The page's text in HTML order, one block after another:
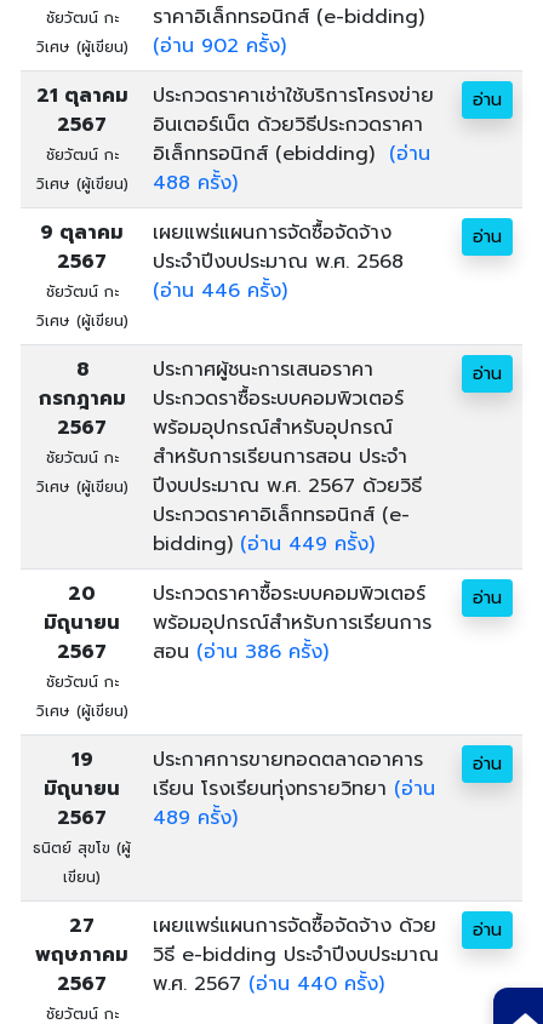
ชัยวัฒน์ กะ
วิเศษ (ผู้เขียน)
ราคาอิเล็กทรอนิกส์ (e-bidding)
(อ่าน 902 ครั้ง)
21 ตุลาคม
2567
ชัยวัฒน์ กะ
วิเศษ (ผู้เขียน)
ประกวดราคาเช่าใช้บริการโครงข่าย
อินเตอร์เน็ต ด้วยวิธีประกวดราคา
อิเล็กทรอนิกส์ (ebidding) (อ่าน
488 ครั้ง)
อ่าน
9 ตุลาคม
2567
ชัยวัฒน์ กะ
วิเศษ (ผู้เขียน)
เผยแพร่แผนการจัดซื้อจัดจ้าง
ประจำปีงบประมาณ พ.ศ. 2568
(อ่าน 446 ครั้ง)
อ่าน
8
กรกฎาคม
2567
ชัยวัฒน์ กะ
วิเศษ (ผู้เขียน)
ประกาศผู้ชนะการเสนอราคา
ประกวดราซื้อระบบคอมพิวเตอร์
พร้อมอุปกรณ์สำหรับอุปกรณ์
สำหรับการเรียนการสอน ประจำ
ปีงบประมาณ พ.ศ. 2567 ด้วยวิธี
ประกวดราคาอิเล็กทรอนิกส์ (e-
bidding) (อ่าน 449 ครั้ง)
อ่าน
20
มิถุนายน
2567
ชัยวัฒน์ กะ
วิเศษ (ผู้เขียน)
ประกวดราคาซื้อระบบคอมพิวเตอร์
พร้อมอุปกรณ์สำหรับการเรียนการ
สอน (อ่าน 386 ครั้ง)
อ่าน
19
มิถุนายน
2567
ธนิตย์ สุขโข (ผู้
เขียน)
ประกาศการขายทอดตลาดอาคาร
เรียน โรงเรียนทุ่งทรายวิทยา (อ่าน
489 ครั้ง)
อ่าน
27
พฤษภาคม
2567
ชัยวัฒน์ กะ
เผยแพร่แผนการจัดซื้อจัดจ้าง ด้วย
วิธี e-bidding ประจำปีงบประมาณ
พ.ศ. 2567 (อ่าน 440 ครั้ง)
อ่าน